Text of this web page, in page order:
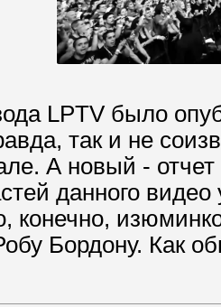
LPTV было
так и не
А новый -
данного
конечно,
Бордону. Как